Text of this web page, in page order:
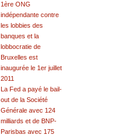
1ère ONG
indépendante contre
les lobbies des
banques et la
lobbocratie de
Bruxelles est
inaugurée le 1er juillet
2011
La Fed a payé le bail-
out de la Société
Générale avec 124
milliards et de BNP-
Parisbas avec 175